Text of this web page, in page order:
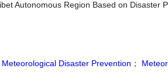
Autonomous Region Based on Disaster
Meteorological Disaster Prevention ；